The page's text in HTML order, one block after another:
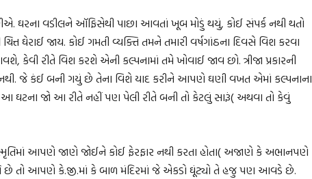
ઘરના વડીલને ઑફિસેથી પાછા આવતાં ખૂબ મોડું થયું, કોઈ સંપર્ક નથી થતો
ઘેરાઈ જાય. કોઈ ગમતી વ્યક્તિ તમને તમારી વર્ષગાંઠના દિવસે વિશ કરવા
રીતે વિશ કરશે એની કલ્પનામાં તમે ખોવાઈ જાવ છો. ત્રીજા પ્રકારની
જે કંઈ બની ગયું છે તેના વિશે યાદ કરીને આપણે ઘણી વખત એમાં કલ્પનાના
ઘટના જો આ રીતે નહીં પણ પેલી રીતે બની તો કેટલું સારૂં( અથવા તો કેવું
આપણે જાણે જોઈને કોઈ ફેરફાર નથી કરતા હોતા( અજાણે કે અભાનપણે
છે તો આપણે કે.જી.માં કે બાળ મંદિરમાં જે એકડો ઘૂંટ્યો તે હજુ પણ આવડે છે.